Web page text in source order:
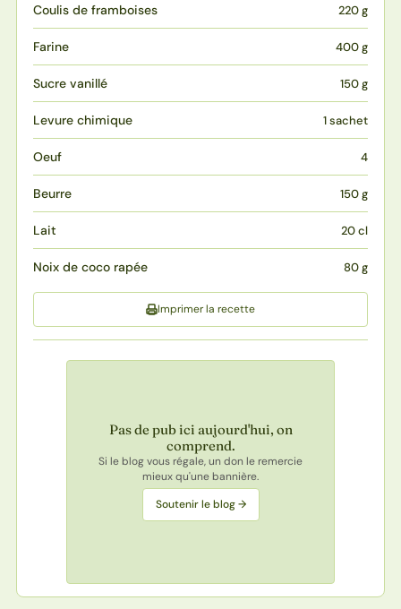
Coulis de framboises 220 g
Farine 400 g
Sucre vanillé 150 g
Levure chimique 1 sachet
Oeuf 4
Beurre 150 g
Lait 20 cl
Noix de coco rapée 80 g
Imprimer la recette
Pas de pub ici aujourd'hui, on
comprend.
Si le blog vous régale, un don le remercie
mieux qu'une bannière.
Soutenir le blog →